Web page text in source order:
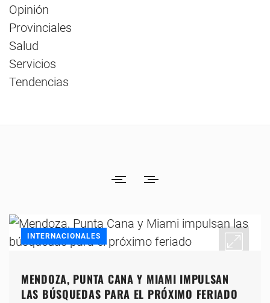
Opinión
Provinciales
Salud
Servicios
Tendencias
INTERNACIONALES
MENDOZA, PUNTA CANA Y MIAMI IMPULSAN
LAS BÚSQUEDAS PARA EL PRÓXIMO FERIADO